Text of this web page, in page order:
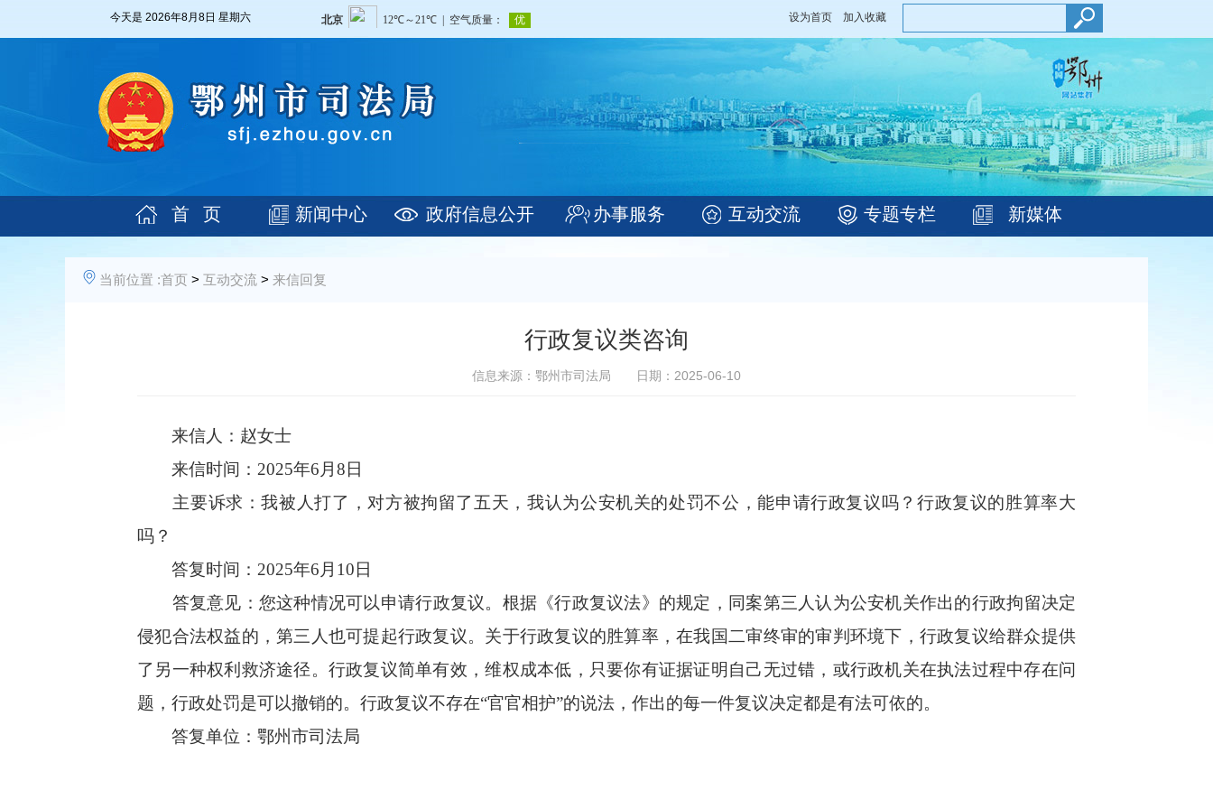
今天是 2026年8月8日 星期六 设为首页 加入收藏
首 页 新闻中心 政府信息公开 办事服务 互动交流 专题专栏 新媒体
当前位置 :首页 > 互动交流 > 来信回复
行政复议类咨询
信息来源：鄂州市司法局 日期：2025-06-10
来信人：赵女士
来信时间： 2025年6 月8 日
主要诉求：我被人打了，对方被拘留了五天，我认为公安机关的处罚不公，能申请行政复议吗？行政复议的胜算率大
吗？
答复时间： 2025年6 月 10 日
答复意见：您这种情况可以申请行政复议。根据《行政复议法》 的规定， 同案第三人认为公安机关作出的行政拘留决定
侵犯合法权益的，第三人也可提起行政复议。 关于行政复议的胜算率，在我国二审终审的审判环境下，行政复议给群众提供
了另一种权利救济途径。行政复议简单有效，维权成本低，只要你有证据证明自己无过错，或行政机关在执法过程中存在问
题，行政处罚是可以撤销的。行政复议不存在“官官相护”的说法，作出的每一件复议决定都是有法可依的。
答复单位：鄂州市司法局